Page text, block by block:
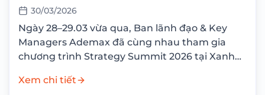
30/03/2026
Ngày 28–29.03 vừa qua, Ban lãnh đạo & Key
Managers Ademax đã cùng nhau tham gia
chương trình Strategy Summit 2026 tại Xanh
Xem chi tiết